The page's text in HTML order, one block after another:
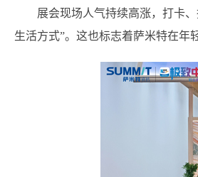
展会现场人气持续高涨，打卡
生活方式”。这也标志着萨米特在年